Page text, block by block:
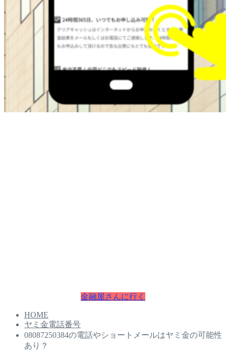
金融屋さんに行く
HOME
ヤミ金電話番号
08087250384の電話やショートメールはヤミ金の可能性
あり？